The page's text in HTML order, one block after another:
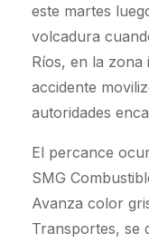
este martes
volcadura
Ríos, en la zona
accidente
autoridades
El percance
SMG
Avanza color
Transportes, se